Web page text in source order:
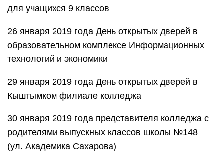
для учащихся 9 классов
26 января 2019 года День открытых дверей в
образовательном комплексе Информационных
технологий и экономики
29 января 2019 года День открытых дверей в
Кыштымком филиале колледжа
30 января 2019 года представителя колледжа с
родителями выпускных классов школы №148
(ул. Академика Сахарова)